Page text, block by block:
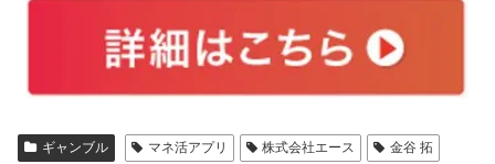
ギャンブル マネ活アプリ 株式会社エース 金谷 拓